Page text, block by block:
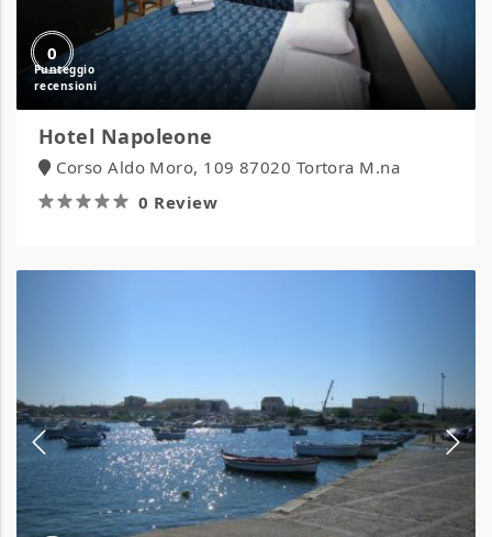
0
Hotel Napoleone
Corso Aldo Moro, 109 87020 Tortora M.na
0 Review